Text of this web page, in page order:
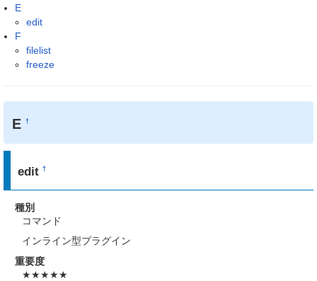
E
edit
F
filelist
freeze
E†
edit†
種別
コマンド
インライン型プラグイン
重要度
★★★★★